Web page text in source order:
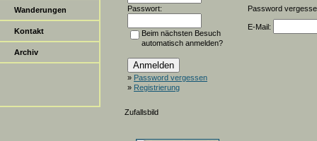
Wanderungen
Kontakt
Archiv
Passwort:
Beim nächsten Besuch
automatisch anmelden?
» Password vergessen
» Registrierung
Zufallsbild
Password
E-Mail: